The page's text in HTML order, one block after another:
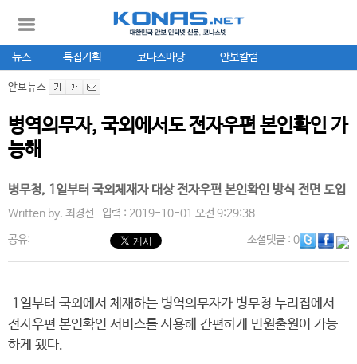
뉴스 특집기획 코나스마당 안보칼럼
안보뉴스
병역의무자, 국외에서도 전자우편 본인확인 가
능해
병무청, 1일부터 국외체재자 대상 전자우편 본인확인 방식 전면 도입
Written by. 최경선 입력 : 2019-10-01 오전 9:29:38
공유: 소셜댓글: 0
1일부터 국외에서 체재하는 병역의무자가 병무청 누리집에서
전자우편 본인확인 서비스를 사용해 간편하게 민원출원이 가능
하게 됐다.